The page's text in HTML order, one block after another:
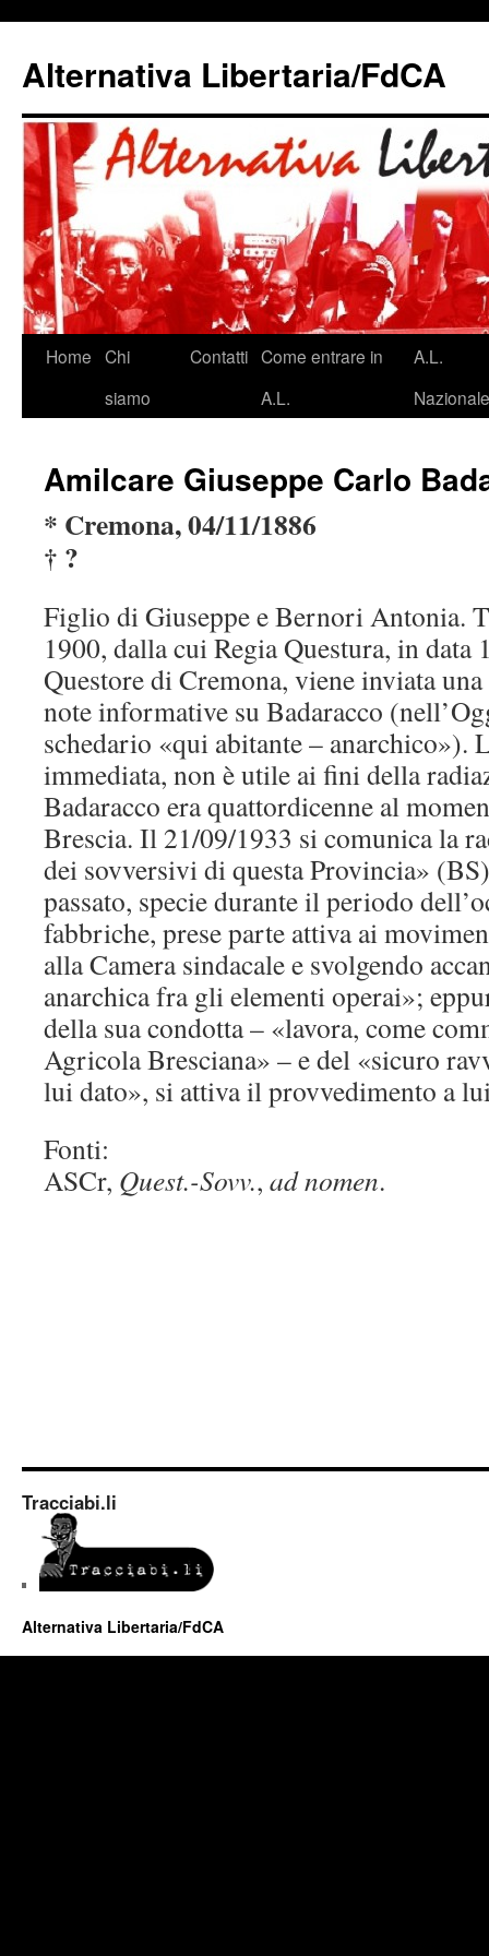
Alternativa Libertaria/FdCA
VaiHome Chi
siamo
Contatti Come entrare in
A.L.
A.L.
Nazionale
Amilcare Giuseppe Carlo
* Cremona, 04/11/1886
† ?
Figlio di Giuseppe e Bernori Antonia.
1900, dalla cui Regia Questura, in
Questore di Cremona, viene inviata
note informative su Badaracco
schedario «qui abitante – anarchico»).
immediata, non è utile ai fini della
Badaracco era quattordicenne al
Brescia. Il 21/09/1933 si comunica la
dei sovversivi di questa Provincia»
passato, specie durante il periodo
fabbriche, prese parte attiva ai
alla Camera sindacale e svolgendo
anarchica fra gli elementi operai»;
della sua condotta – «lavora, come
Agricola Bresciana» – e del «sicuro
lui dato», si attiva il provvedimento a
Fonti:
ASCr, Quest.-Sovv., ad nomen.
Tracciabi.li
Alternativa Libertaria/FdCA